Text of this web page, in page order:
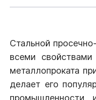
Стальной
всеми
металлопроката
делает его
промышленности